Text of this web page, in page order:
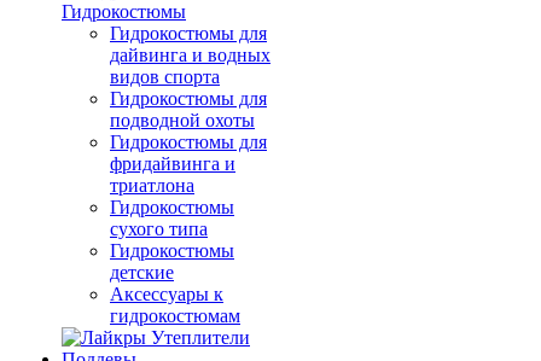
Гидрокостюмы
Гидрокостюмы для
дайвинга и водных
видов спорта
Гидрокостюмы для
подводной охоты
Гидрокостюмы для
фридайвинга и
триатлона
Гидрокостюмы
сухого типа
Гидрокостюмы
детские
Аксессуары к
гидрокостюмам